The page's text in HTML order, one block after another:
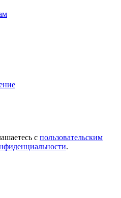
с пользовательским
.